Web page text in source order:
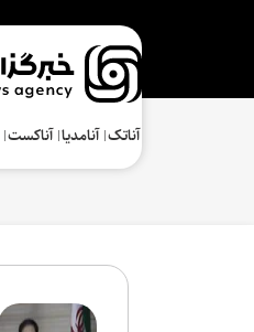
آناتک آنامدیا آناکست